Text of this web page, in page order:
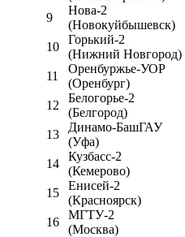
9
Нова-2
(Новокуйбышевск)
10
Горький-2
(Нижний Новгород)
11
Оренбуржье-УОР
(Оренбург)
12
Белогорье-2
(Белгород)
13
Динамо-БашГАУ
(Уфа)
14
Кузбасс-2
(Кемерово)
15
Енисей-2
(Красноярск)
16
МГТУ-2
(Москва)